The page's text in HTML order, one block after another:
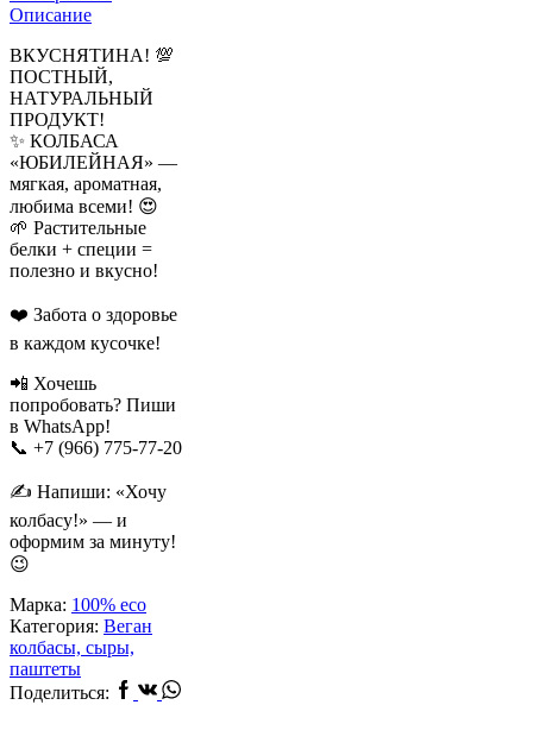
постная)
350
г
Описание
ВКУСНЯТИНА! 💯
ПОСТНЫЙ,
НАТУРАЛЬНЫЙ
ПРОДУКТ!
✨ КОЛБАСА
«ЮБИЛЕЙНАЯ» —
мягкая, ароматная,
любима всеми! 😍
🌱 Растительные
белки + специи =
полезно и вкусно!
❤️ Забота о здоровье
в каждом кусочке!
📲 Хочешь
попробовать? Пиши
в WhatsApp!
📞 +7 (966) 775-77-20
✍️ Напиши: «Хочу
колбасу!» — и
оформим за минуту!
😉
Марка: 100% eco
Категория: Веган
колбасы, сыры,
паштеты
Поделиться: Facebook
Vk Whatsapp